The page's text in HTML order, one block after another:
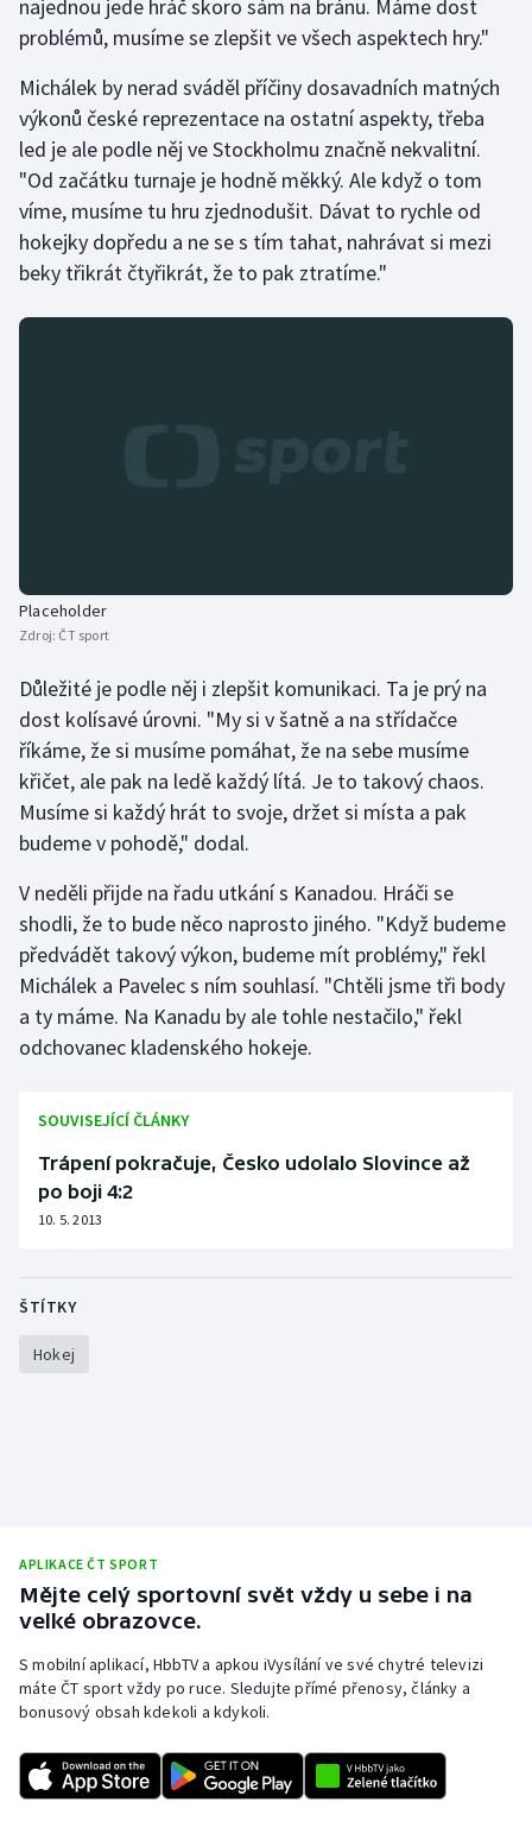
Stolní tenis
Triatlon
Veslování
Vodní slalom
Volejbal
najednou jede hráč skoro sám na bránu. Máme dost
problémů, musíme se zlepšit ve všech aspektech hry."
Michálek by nerad sváděl příčiny dosavadních matných
výkonů české reprezentace na ostatní aspekty, třeba
led je ale podle něj ve Stockholmu značně nekvalitní.
"Od začátku turnaje je hodně měkký. Ale když o tom
víme, musíme tu hru zjednodušit. Dávat to rychle od
hokejky dopředu a ne se s tím tahat, nahrávat si mezi
beky třikrát čtyřikrát, že to pak ztratíme."
Placeholder
Zdroj: ČT sport
Důležité je podle něj i zlepšit komunikaci. Ta je prý na
dost kolísavé úrovni. "My si v šatně a na střídačce
říkáme, že si musíme pomáhat, že na sebe musíme
křičet, ale pak na ledě každý lítá. Je to takový chaos.
Musíme si každý hrát to svoje, držet si místa a pak
budeme v pohodě," dodal.
V neděli přijde na řadu utkání s Kanadou. Hráči se
shodli, že to bude něco naprosto jiného. "Když budeme
předvádět takový výkon, budeme mít problémy," řekl
Michálek a Pavelec s ním souhlasí. "Chtěli jsme tři body
a ty máme. Na Kanadu by ale tohle nestačilo," řekl
odchovanec kladenského hokeje.
SOUVISEJÍCÍ ČLÁNKY
Trápení pokračuje, Česko udolalo Slovince až
po boji 4:2
10. 5. 2013
ŠTÍTKY
Hokej
APLIKACE ČT SPORT
Mějte celý sportovní svět vždy u sebe i na
velké obrazovce.
S mobilní aplikací, HbbTV a apkou iVysílání ve své chytré televizi
máte ČT sport vždy po ruce. Sledujte přímé přenosy, články a
bonusový obsah kdekoli a kdykoli.